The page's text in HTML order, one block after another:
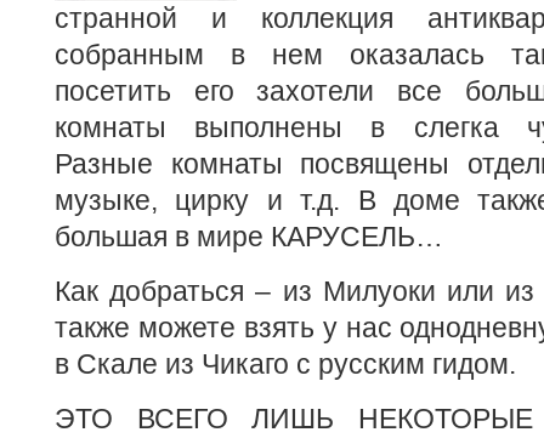
странной и коллекция
собранным в нем оказалась
посетить его захотели все
комнаты выполнены в слегка
Разные комнаты посвящены
музыке, цирку и т.д. В доме
большая в мире КАРУСЕЛЬ…
Как добраться – из Милуоки или
также можете взять у нас
в Скале из Чикаго с русским гидом.
ЭТО ВСЕГО ЛИШЬ